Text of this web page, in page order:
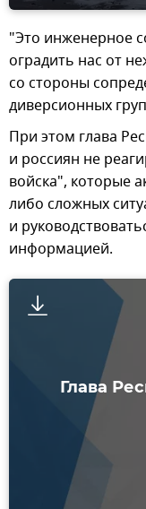
"Это инженерное
оградить нас от
со стороны
диверсионных
При этом глава
и россиян не
войска", которые
либо сложных
и
информацией.
Глава